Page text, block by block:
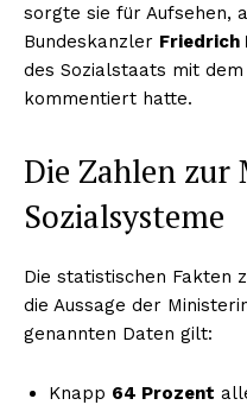
sorgte sie für Aufsehen,
Bundeskanzler Friedrich
des Sozialstaats mit
kommentiert hatte.
Die Zahlen
Sozialsysteme
Die statistischen Fakten
die Aussage der
genannten Daten gilt:
Knapp 64 Prozent